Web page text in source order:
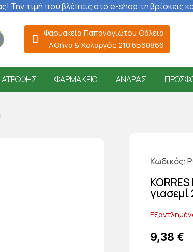
! Την τιμή που βλέπεις στο e-shop τη βρίσκεις
Φαρμακεία Παπαναγιώτου Θάλεια
Αθήνα & Χολαργός 210 6560866
ΦΑΡΜΑΚΕΊΟ ΆΝΔΡΑΣ
Κωδικός
9,38 €